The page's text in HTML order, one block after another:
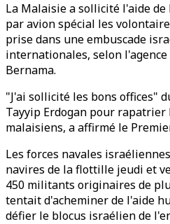
La Malaisie a sollicité l'aide
par avion spécial les
prise dans une embuscade
internationales, selon
Bernama.
"J'ai sollicité les bons offices"
Tayyip Erdogan pour rapatrier
malaisiens, a affirmé le
Les forces navales
navires de la flottille jeudi et
450 militants originaires de
tentait d'acheminer de l'aide
défier le blocus israélien de